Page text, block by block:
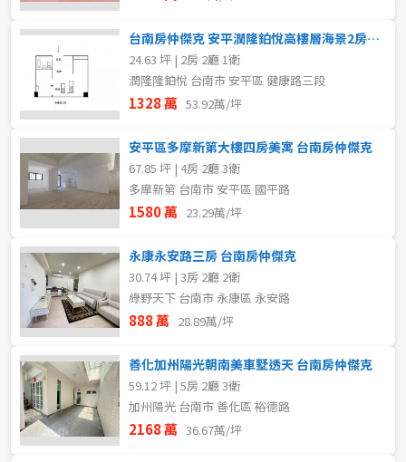
台南房仲傑克 安平潤隆鉑悅高樓層海景2房平車ABC
24.63 坪 | 2房 2廳 1衛
潤隆隆鉑悅 台南市 安平區 健康路三段
1328 萬 53.92萬/坪
安平區多摩新第大樓四房美寓 台南房仲傑克
67.85 坪 | 4房 2廳 3衛
多摩新第 台南市 安平區 國平路
1580 萬 23.29萬/坪
永康永安路三房 台南房仲傑克
30.74 坪 | 3房 2廳 2衛
綠野天下 台南市 永康區 永安路
888 萬 28.89萬/坪
善化加州陽光朝南美車墅透天 台南房仲傑克
59.12 坪 | 5房 2廳 3衛
加州陽光 台南市 善化區 裕德路
2168 萬 36.67萬/坪